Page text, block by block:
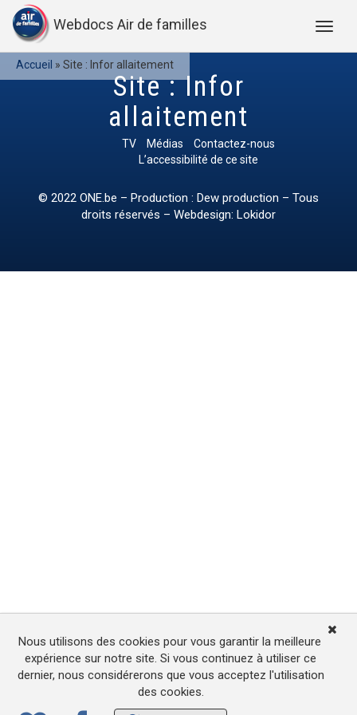
Webdocs Air de familles
Accueil » Site : Infor allaitement
Site : Infor
allaitement
TV Médias
Contactez-nous
L’accessibilité de ce site
© 2022 ONE.be – Production : Dew production – Tous
droits réservés – Webdesign: Lokidor
Nous utilisons des cookies pour vous garantir la meilleure
expérience sur notre site. Si vous continuez à utiliser ce
dernier, nous considérerons que vous acceptez l'utilisation
des cookies.